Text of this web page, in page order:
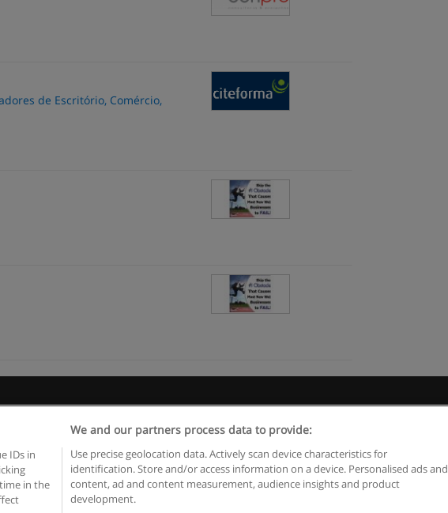
de Escritório, Comércio,
Educaedu Business S.L. - CIF : B-95610580: - www.educaedu.com.pt
IDs in
in the
We and our partners process data to provide:
Use precise geolocation data. Actively scan device characteristics for
identification. Store and/or access information on a device. Personalised ads and
content, ad and content measurement, audience insights and product
development.